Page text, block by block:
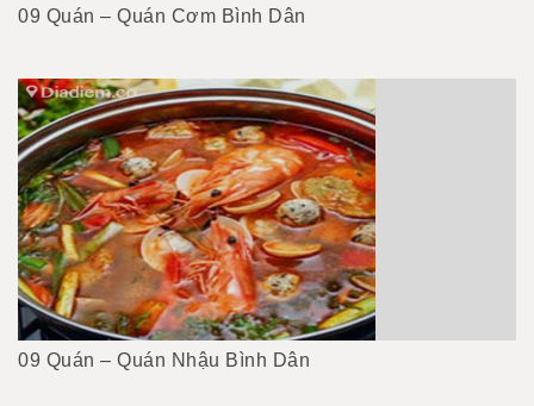
09 Quán – Quán Cơm Bình Dân
09 Quán – Quán Nhậu Bình Dân